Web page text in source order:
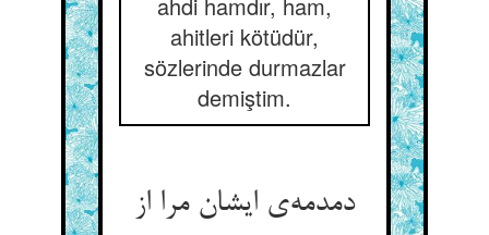
ahitleri kötüdür,
sözlerinde durmazlar
demiştim.
دمدمه‌‌ی ایشان مرا از